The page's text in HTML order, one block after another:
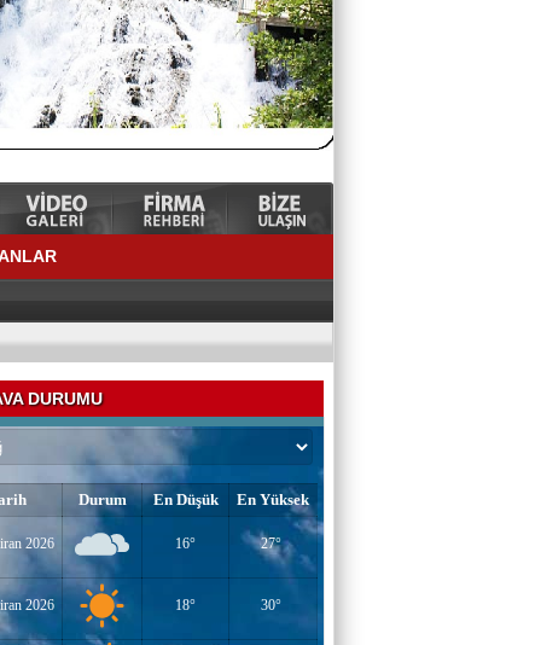
DURUMU
Durum En Düşük En Yüksek
2026 16° 27°
2026 18° 30°
YAZAR-ŞAİR MİRAÇ DOĞAN
Mavi Işık İnsanları